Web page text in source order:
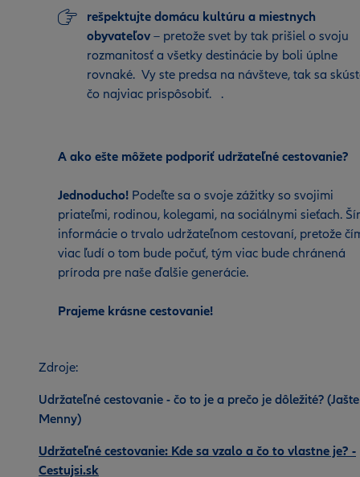
rešpektujte domácu kultúru a miestnych
obyvateľov – pretože svet by tak prišiel o svoju
rozmanitosť a všetky destinácie by boli úplne
rovnaké. Vy ste predsa na návšteve, tak sa
čo najviac prispôsobiť. .
A ako ešte môžete podporiť udržateľné cestovanie?
Jednoducho! Podeľte sa o svoje zážitky so svojimi
priateľmi, rodinou, kolegami, na sociálnymi sieťach.
informácie o trvalo udržateľnom cestovaní, pretože
viac ľudí o tom bude počuť, tým viac bude chránená
príroda pre naše ďalšie generácie.
Prajeme krásne cestovanie!
Zdroje:
Udržateľné cestovanie - čo to je a prečo je dôležité?
Menny)
Udržateľné cestovanie: Kde sa vzalo a čo to vlastne je? -
Cestujsi.sk